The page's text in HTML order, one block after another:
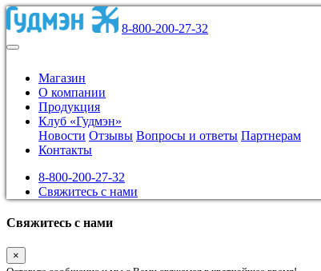
8-800-200-27-32
Магазин
О компании
Продукция
Клуб «Гудмэн»
Новости Отзывы Вопросы и ответы Партнерам
Контакты
8-800-200-27-32
Свяжитесь с нами
Свяжитесь с нами
×